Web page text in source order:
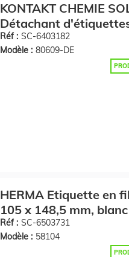
KONTAKT CHEMIE
Détachant
Réf : SC-6403182
Modèle : 80609-DE
HERMA Etiquette en
105 x 148,5 mm, blanc
Réf : SC-6503731
Modèle : 58104